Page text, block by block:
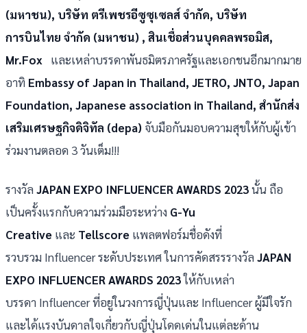
(มหาชน), บริษัท ตรีเพชรอีซูซุเซลส์ จำกัด, บริษัท
การบินไทย จำกัด (มหาชน) , สินเชื่อส่วนบุคคลพรอมิส,
Mr.Fox และเหล่าบรรดาพันธมิตรภาครัฐและเอกชนอีกมากมาย
อาทิ Embassy of Japan in Thailand, JETRO, JNTO, Japan
Foundation, Japanese association in Thailand, สำนักส่ง
เสริมเศรษฐกิจดิจิทัล (depa) จับมือกันมอบความสุขให้กับผู้เข้า
ร่วมงานตลอด 3 วันเต็ม!!!
รางวัล JAPAN EXPO INFLUENCER AWARDS 2023นั้น ถือ
เป็นครั้งแรกกับความร่วมมือระหว่าง G-Yu
Creative และ Tellscore แพลตฟอร์มชื่อดังที่
รวบรวม Influencer ระดับประเทศ ในการคัดสรรรางวัล JAPAN
EXPO INFLUENCER AWARDS 2023ให้กับเหล่า
บรรดา Influencer ที่อยู่ในวงการญี่ปุ่นและ Influencer ผู้มีใจรัก
และได้แรงบันดาลใจเกี่ยวกับญี่ปุ่นโดดเด่นในแต่ละด้าน